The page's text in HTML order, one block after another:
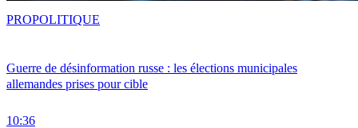
Guerre de désinformation russe : les élections municipales
allemandes prises pour cible
10:36
PROPOLITIQUE